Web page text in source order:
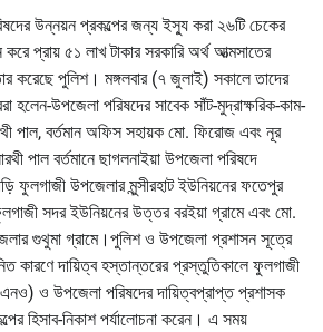
উন্নয়ন প্রকল্পের জন্য ইস্যু করা ২৬টি চেকের
প্রায় ৫১ লাখ টাকার সরকারি অর্থ আত্মসাতের
করেছে পুলিশ। মঙ্গলবার (৭ জুলাই) সকালে তাদের
হলেন-উপজেলা পরিষদের সাবেক সাঁট-মুদ্রাক্ষরিক-কাম-
পাল, বর্তমান অফিস সহায়ক মো. ফিরোজ এবং নূর
পাল বর্তমানে ছাগলনাইয়া উপজেলা পরিষদে
ফুলগাজী উপজেলার মুন্সীরহাট ইউনিয়নের ফতেপুর
সদর ইউনিয়নের উত্তর বরইয়া গ্রামে এবং মো.
গুথুমা গ্রামে।পুলিশ ও উপজেলা প্রশাসন সূত্রে
কারণে দায়িত্ব হস্তান্তরের প্রস্তুতিকালে ফুলগাজী
ও উপজেলা পরিষদের দায়িত্বপ্রাপ্ত প্রশাসক
হিসাব-নিকাশ পর্যালোচনা করেন। এ সময়